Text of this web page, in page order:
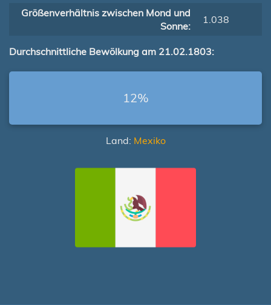
Größenverhältnis zwischen Mond und
Sonne:
1.038
Durchschnittliche Bewölkung am 21.02.1803:
12%
Land: Mexiko